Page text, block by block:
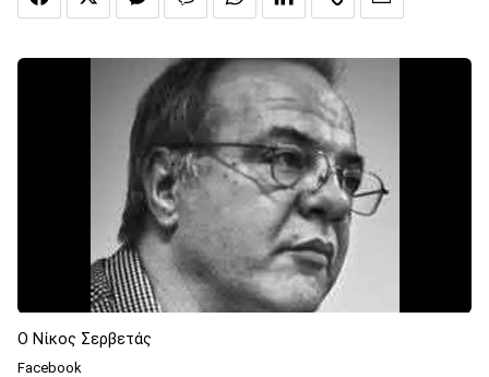
Ο Νίκος Σερβετάς
Facebook